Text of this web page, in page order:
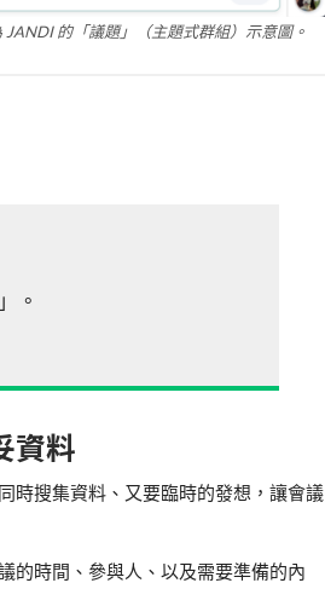
的「議題」（主題式群組）示意圖。
。
資料
時搜集資料、又要臨時的發想，讓會議
的時間、參與人、以及需要準備的內